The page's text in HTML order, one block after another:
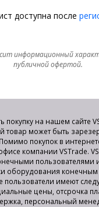
доступна после
информационный
публичной офертой.
покупку на нашем сайте
товар может быть
покупок в
компании VSTrade.
пользователями и
оборудования
пользователи имеют
цены, отсрочка
персональный